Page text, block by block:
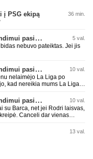
į PSG ekipą 36 min.
Paaiškėjo, kas turėjo įtakos Rodri sprendimui pasirinkti Barselonos pusę 5 val.
nebuvo pateiktas. Jei jis
Paaiškėjo, kas turėjo įtakos Rodri sprendimui pasirinkti Barselonos pusę 10 val.
nelaimėjo La Liga po
kad nereikia mums La Liga,
ateina ne pas juos, vėl
priimkit tuos pralaimėjimus
Paaiškėjo, kas turėjo įtakos Rodri sprendimui pasirinkti Barselonos pusę 10 val.
su Barca, net jei Rodri laisvas,
Canceli dar vienas
13 val.